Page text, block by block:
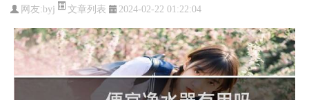
网友:byj 文章列表 2024-02-22 01:22:04